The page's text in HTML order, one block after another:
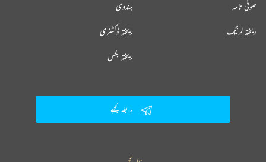
ہندوی صوفی نامہ
ریختہ ڈکشنری ریختہ لرننگ
ریختہ بکس
رابطہ کیجیے